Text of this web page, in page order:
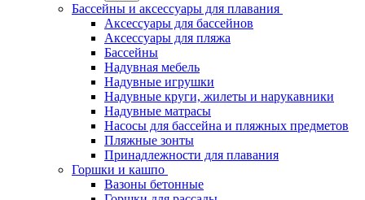
Бассейны и аксессуары для плавания
Аксессуары для бассейнов
Аксессуары для пляжа
Бассейны
Надувная мебель
Надувные игрушки
Надувные круги, жилеты и нарукавники
Надувные матрасы
Насосы для бассейна и пляжных предметов
Пляжные зонты
Принадлежности для плавания
Горшки и кашпо
Вазоны бетонные